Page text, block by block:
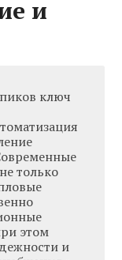
и
ключ
только
этом
и